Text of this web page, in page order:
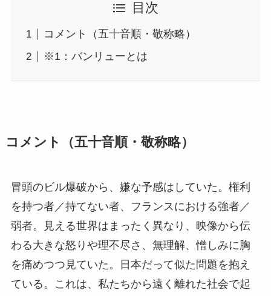
目次
コメント（五⼗⾳順・敬称略）
※1：バンリューとは
コメント（五⼗⾳順・敬称略）
冒頭のビル爆破から、嫌な予感はしていた。権利
を持つ者／持てない者、フランスにおける強者／
弱者。⾒える世界はまったく異なり、映像から伝
わる⼤きな怒りや理不尽さ、無理解、憎しみに胸
を痛めつつ⾒ていた。⽇本だって似た問題を抱え
ている。これは、私たちから遠く離れた社会で起